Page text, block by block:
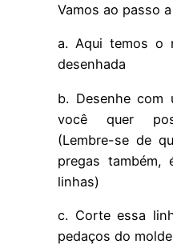
Vamos ao passo
a. Aqui temos o
desenhada
b. Desenhe com
você quer
(Lembre-se de
pregas também,
linhas)
c. Corte essa
pedaços do